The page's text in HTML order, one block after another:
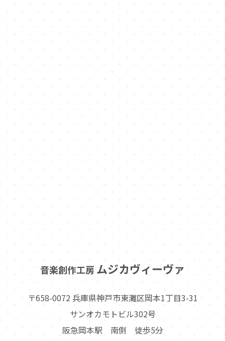
音楽創作工房 ムジカヴィーヴァ
〒658-0072 兵庫県神戸市東灘区岡本1丁目3-31
サンオカモトビル302号
阪急岡本駅 南側 徒歩5分